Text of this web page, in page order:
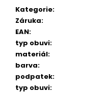
Kategorie:
Záruka:
EAN:
typ obuvi:
materiál:
barva:
podpatek:
typ obuvi:
690
Kč